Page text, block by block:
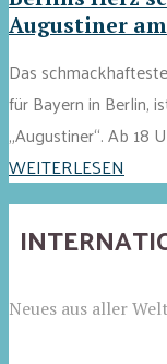
Augustiner
Das
für Bayern in Berlin,
„Augustiner“. Ab 18
WEITERLESEN
Neues aus aller Welt